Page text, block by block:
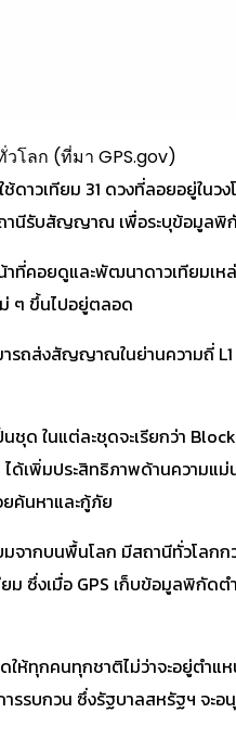
โลก (ที่มา GPS.gov)
ช้ดาวเทียม 31 ดวงที่ลอยอยู่ใน
รับสัญญาณ เพื่อระบุข้อมูลพิกั
คอยดูและพัฒนาดาวเทียมเหล่
ๆ ขึ้นไปอยู่ตลอด
รถส่งสัญญาณในย่านความถี่ L1
ชุด ในแต่ละชุดจะเรียกว่า
ได้เพิ่มประสิทธิภาพด้านความแ
ยค้นหาและกู้ภัย
จากบนพื้นโลก มีสถานีทั่วโลก
ม ซึ่งเมื่อ GPS เก็บข้อมูลพิกัด
ดให้ทุกคนทุกชาติไม่ว่าจะอยู่ตำ
รบกวน ซึ่งรัฐบาลสหรัฐฯ จะอ